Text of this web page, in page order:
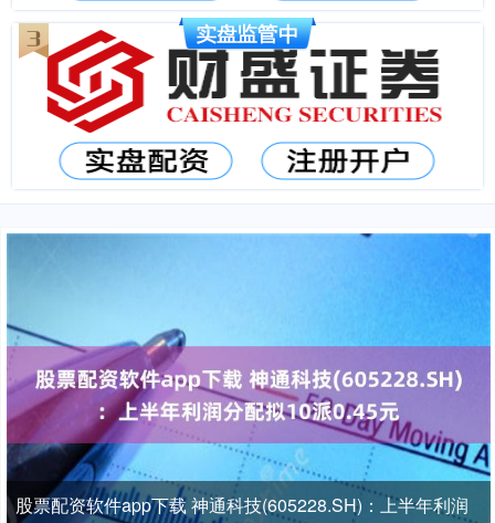
股票配资软件app下载 神通科技(605228.SH)：上半年利润